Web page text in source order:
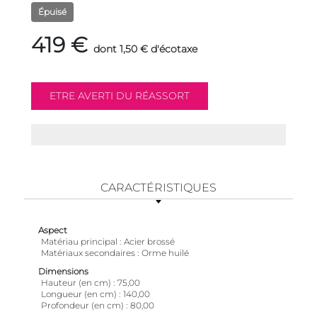
Épuisé
419 € dont 1,50 € d'écotaxe
CARACTÉRISTIQUES
Aspect
Matériau principal
Acier brossé
Matériaux secondaires Orme huilé
Dimensions
Hauteur (en cm)
75,00
Longueur (en cm)
140,00
Profondeur (en cm)
80,00